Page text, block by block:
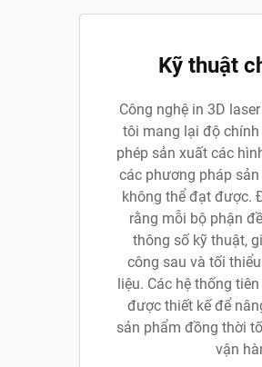
Kỹ thuật
Công nghệ in 3D
tôi mang lại độ
phép sản xuất các
các phương pháp
không thể đạt được.
rằng mỗi bộ phận
thông số kỹ thuật,
công sau và tối
liệu. Các hệ thống
được thiết kế để
sản phẩm đồng thời
vận